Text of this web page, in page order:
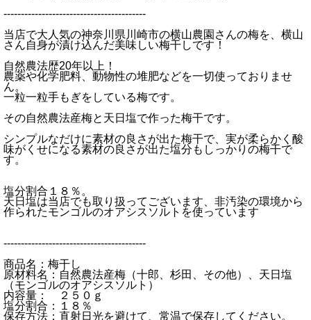
-----------------------------------------
当店で大人気の神奈川県川崎市の横山農園さんの梅を、横山
さん自身が漬け込んだ美味しい梅干しです！
自然農法歴20年以上！
農薬や化学肥料、動物性の堆肥などを一切使っておりませ
ん。
一粒一粒手もぎをしている梅です。
その自然農法産梅と天日塩で作った梅干です。
シンプルなだけに素材の良さが出た梅干で、実が柔らかく酸
味がくせになる素材の良さが出た塩分もしっかりの梅干で
す。
塩分割合１８％。
天日塩は当店でも取り扱ってございます、非汚染の環境から
作られたモンゴルのオアシスソルトを使っています
-----------------------------------------
商品名：梅干し
原材料名：自然農法産梅（十郎、杉田、その他）、天日塩
（モンゴルのオアシスソルト）
内容量： ２５０ｇ
塩分割合：１８％
保存方法：直射日光を避けて、常温で保存してください。